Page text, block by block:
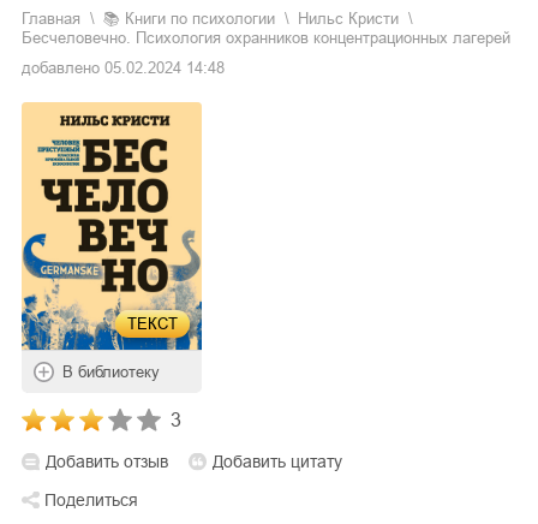
Главная 📚 книги по психологии
Нильс Кристи
Бесчеловечно. Психология охранников концентрационных лагерей
добавлено 05.02.2024 14:48
ТЕКСТ
В библиотеку
3
Добавить отзыв
Добавить цитату
Поделиться